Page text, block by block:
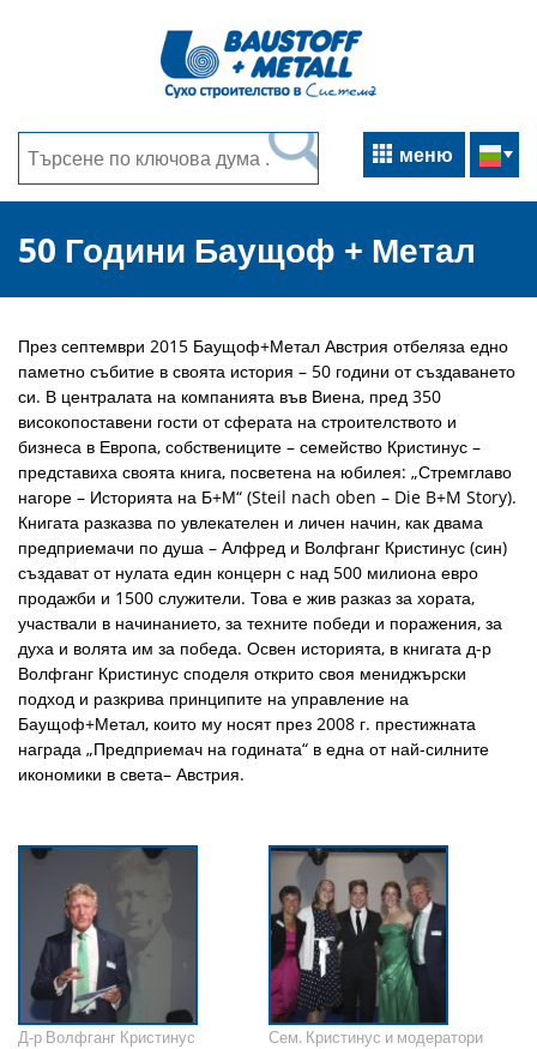
меню
50 Години Баущоф + Метал
През септември 2015 Баущоф+Метал Австрия отбеляза едно
паметно събитие в своята история – 50 години от създаването
си. В централата на компанията във Виена, пред 350
високопоставени гости от сферата на строителството и
бизнеса в Европа, собствениците – семейство Кристинус –
представиха своята книга, посветена на юбилея: „Стремглаво
нагоре – Историята на Б+М“ (Steil nach oben – Die B+M Story).
Книгата разказва по увлекателен и личен начин, как двама
предприемачи по душа – Алфред и Волфганг Кристинус (син)
създават от нулата един концерн с над 500 милиона евро
продажби и 1500 служители. Това е жив разказ за хората,
участвали в начинанието, за техните победи и поражения, за
духа и волята им за победа. Освен историята, в книгата д-р
Волфганг Кристинус споделя открито своя мениджърски
подход и разкрива принципите на управление на
Баущоф+Метал, които му носят през 2008 г. престижната
награда „Предприемач на годината“ в една от най-силните
икономики в света– Австрия.
Д-р Волфганг Кристинус Сем. Кристинус и модератори